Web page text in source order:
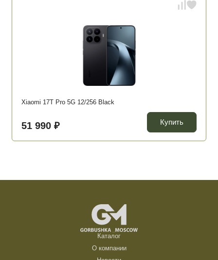
Xiaomi 17T Pro 5G 12/256 Black
51 990 ₽ Купить
Каталог
О компании